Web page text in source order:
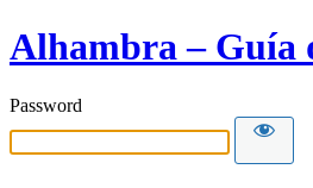
Alhambra – Guía
Password